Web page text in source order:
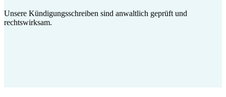
Unsere Kündigungsschreiben sind anwaltlich geprüft und
rechtswirksam.